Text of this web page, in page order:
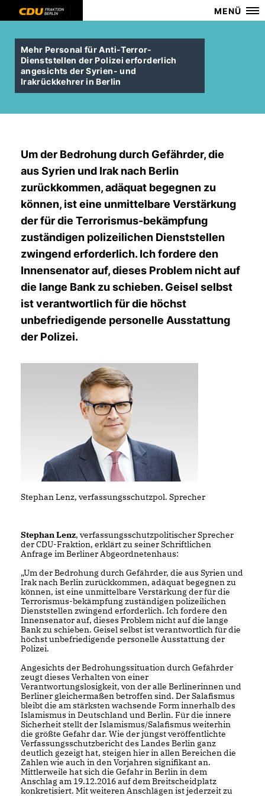
MENÜ
Mehr Personal für Anti-Terror-
Dienststellen der Polizei erforderlich
angesichts der Syrien- und
Irakrückkehrer in Berlin
Um der Bedrohung durch Gefährder, die
aus Syrien und Irak nach Berlin
zurückkommen, adäquat begegnen zu
können, ist eine unmittelbare Verstärkung
der für die Terrorismus-bekämpfung
zuständigen polizeilichen Dienststellen
zwingend erforderlich. Ich fordere den
Innensenator auf, dieses Problem nicht auf
die lange Bank zu schieben. Geisel selbst
ist verantwortlich für die höchst
unbefriedigende personelle Ausstattung
der Polizei.
Stephan Lenz, verfassungsschutzpol. Sprecher
Stephan Lenz, verfassungsschutzpolitischer Sprecher
der CDU-Fraktion, erklärt zu seiner Schriftlichen
Anfrage im Berliner Abgeordnetenhaus:
Um der Bedrohung durch Gefährder, die aus Syrien und
Irak nach Berlin zurückkommen, adäquat begegnen zu
können, ist eine unmittelbare Verstärkung der für die
Terrorismus-bekämpfung zuständigen polizeilichen
Dienststellen zwingend erforderlich. Ich fordere den
Innensenator auf, dieses Problem nicht auf die lange
Bank zu schieben. Geisel selbst ist verantwortlich für die
höchst unbefriedigende personelle Ausstattung der
Polizei.
Angesichts der Bedrohungssituation durch Gefährder
zeugt dieses Verhalten von einer
Verantwortungslosigkeit, von der alle Berlinerinnen und
Berliner gleichermaßen betroffen sind. Der Salafismus
bleibt die am stärksten wachsende Form innerhalb des
Islamismus in Deutschland und Berlin. Für die innere
Sicherheit stellt der Islamismus/Salafismus weiterhin
die größte Gefahr dar. Wie der jüngst veröffentlichte
Verfassungsschutzbericht des Landes Berlin ganz
deutlich gezeigt hat, steigen hier in allen Bereichen die
Zahlen wie auch in den Vorjahren signifikant an.
Mittlerweile hat sich die Gefahr in Berlin in dem
Anschlag am 19.12.2016 auf dem Breitscheidplatz
konkretisiert. Mit weiteren Anschlägen ist jederzeit zu